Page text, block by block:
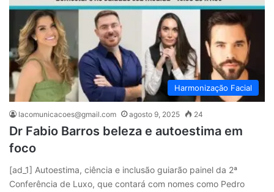
Harmonização Facial
lacomunicacoes@gmail.com agosto 9, 2025 24
Dr Fabio Barros beleza e autoestima em
foco
[ad_1] Autoestima, ciência e inclusão guiarão painel da 2ª
Conferência de Luxo, que contará com nomes como Pedro